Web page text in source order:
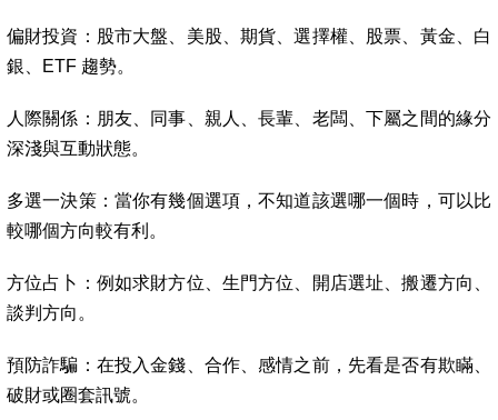
偏財投資：股市大盤、美股、期貨、選擇權、股票、黃金、白
銀、ETF 趨勢。
人際關係：朋友、同事、親人、長輩、老闆、下屬之間的緣分
深淺與互動狀態。
多選一決策：當你有幾個選項，不知道該選哪一個時，可以比
較哪個方向較有利。
方位占卜：例如求財方位、生門方位、開店選址、搬遷方向、
談判方向。
預防詐騙：在投入金錢、合作、感情之前，先看是否有欺瞞、
破財或圈套訊號。